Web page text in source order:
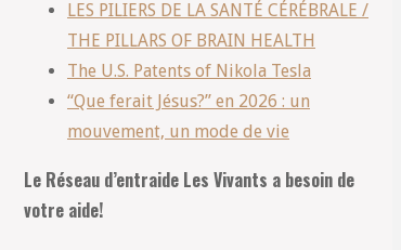
LES PILIERS DE LA SANTÉ CÉRÉBRALE /
THE PILLARS OF BRAIN HEALTH
The U.S. Patents of Nikola Tesla
“Que ferait Jésus?” en 2026 : un
mouvement, un mode de vie
Le Réseau d’entraide Les Vivants a besoin de
votre aide!